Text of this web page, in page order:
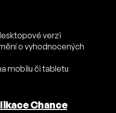
verzi
o vyhodnocených
mobilu či tabletu
Chance